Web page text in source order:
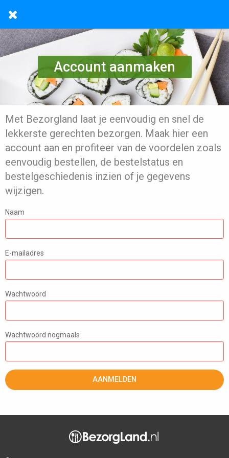
Account aanmaken
Met Bezorgland laat je eenvoudig en snel de
lekkerste gerechten bezorgen. Maak hier een
account aan en profiteer van de voordelen zoals
eenvoudig bestellen, de bestelstatus en
bestelgeschiedenis inzien of je gegevens
wijzigen.
Naam
E-mailadres
Wachtwoord
Wachtwoord nogmaals
AANMELDEN